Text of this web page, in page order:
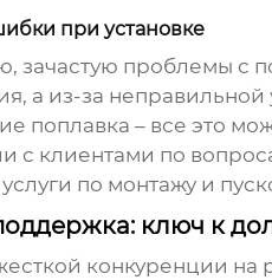
при установке
зачастую проблемы с
а из-за
поплавка – все это
с клиентами по
по монтажу и
ключ к
конкуренции